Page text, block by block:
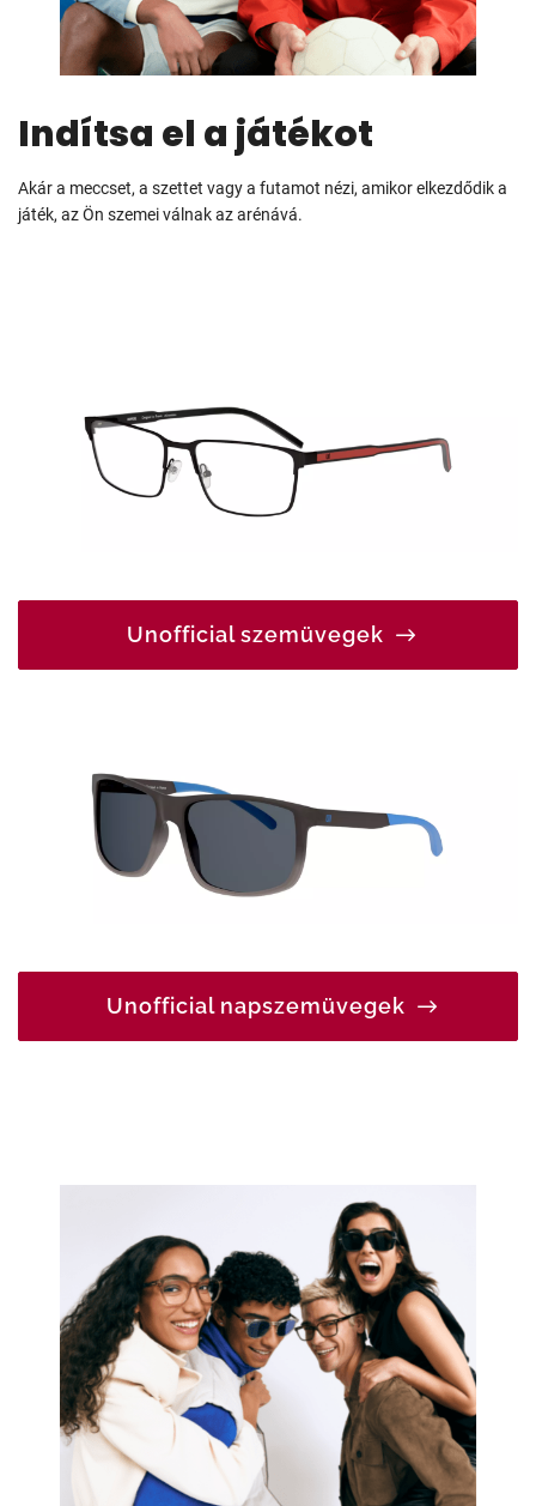
Indítsa el a játékot
Akár a meccset, a szettet vagy a futamot nézi, amikor elkezdődik a
játék, az Ön szemei válnak az arénává.
Unofficial szemüvegek
Unofficial napszemüvegek